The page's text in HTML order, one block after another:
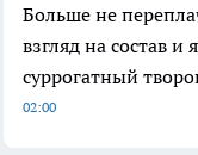
Больше не
взгляд на состав
суррогатный
02:00